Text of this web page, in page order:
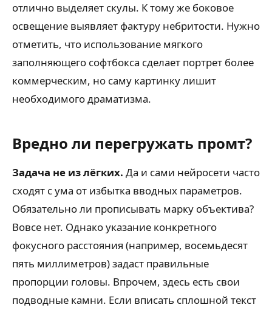
отлично выделяет скулы. К тому же боковое
освещение выявляет фактуру небритости. Нужно
отметить, что использование мягкого
заполняющего софтбокса сделает портрет более
коммерческим, но саму картинку лишит
необходимого драматизма.
Вредно ли перегружать промт?
Задача не из лёгких. Да и сами нейросети часто
сходят с ума от избытка вводных параметров.
Обязательно ли прописывать марку объектива?
Вовсе нет. Однако указание конкретного
фокусного расстояния (например, восемьдесят
пять миллиметров) задаст правильные
пропорции головы. Впрочем, здесь есть свои
подводные камни. Если вписать сплошной текст